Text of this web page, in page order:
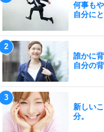
何事も
自分に
誰かに
自分の
新しい
分。